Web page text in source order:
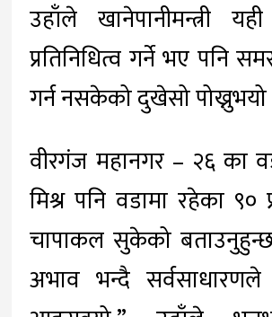
उहाँले खानेपानीमन्त्री
प्रतिनिधित्व गर्ने भए पनि
गर्न नसकेको दुखेसो पोख्नुभयो
वीरगंज महानगर – २६ का
मिश्र पनि वडामा रहेका ९०
चापाकल सुकेको बताउनुहुन्छ
अभाव भन्दै